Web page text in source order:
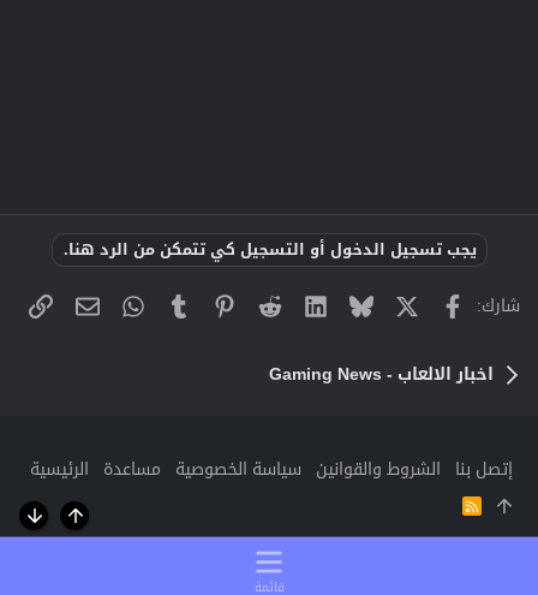
يجب تسجيل الدخول أو التسجيل كي تتمكن من الرد هنا.
شارك: فيسبوك Bluesky
LinkedIn
Reddit
Pinterest
Tumblr
WhatsApp
البريد
اخبار الالعاب - Gaming News
إتصل بنا الشروط والقوانين سياسة الخصوصية مساعدة الرئيسية
R
أعلى
قائمة